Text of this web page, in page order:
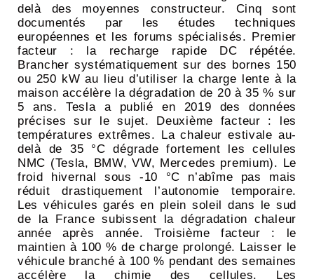
delà des moyennes constructeur. Cinq sont
documentés par les études techniques
européennes et les forums spécialisés. Premier
facteur : la recharge rapide DC répétée.
Brancher systématiquement sur des bornes 150
ou 250 kW au lieu d’utiliser la charge lente à la
maison accélère la dégradation de 20 à 35 % sur
5 ans. Tesla a publié en 2019 des données
précises sur le sujet. Deuxième facteur : les
températures extrêmes. La chaleur estivale au-
delà de 35 °C dégrade fortement les cellules
NMC (Tesla, BMW, VW, Mercedes premium). Le
froid hivernal sous -10 °C n’abîme pas mais
réduit drastiquement l’autonomie temporaire.
Les véhicules garés en plein soleil dans le sud
de la France subissent la dégradation chaleur
année après année. Troisième facteur : le
maintien à 100 % de charge prolongé. Laisser le
véhicule branché à 100 % pendant des semaines
accélère la chimie des cellules. Les